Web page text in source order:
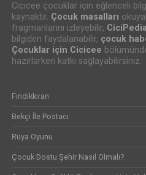
Cicicee çocuklar için eğlenceli
kaynaktır. Çocuk masalları
fragmanlarını izleyebilir, CiciPedia
bilgiden faydalanabilir, çocuk
Çocuklar için Cicicee
hazırlarken katkı sağlayabilirsiniz.
Fındıkkıran
Bekçi İle Postacı
Rüya Oyunu
Çocuk Dostu Şehir Nasıl Olmalı?